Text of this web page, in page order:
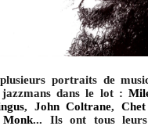
portraits de
dans le lot :
, John Coltrane,
Monk... Ils ont tous